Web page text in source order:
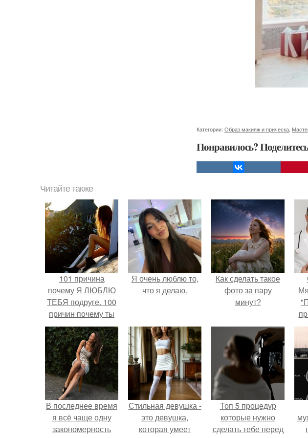
Категории: Образ макияж и прическа,
Понравилось?
Читайте также
101 причина
почему Я ЛЮБЛЮ
ТЕБЯ подруге. 100
причин почему ты
моя лучшая
подруга.
Я очень люблю то,
что я делаю.
Как сделать такое
фото за пару
минут?
В последнее время
я всё чаще одну
закономерность
Стильная девушка -
это девушка,
которая умеет
Топ 5 процедур
которые нужно
сделать тебе перед